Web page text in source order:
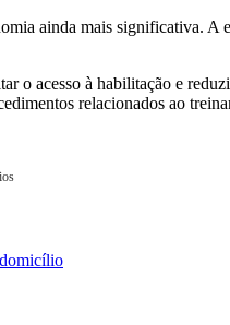
ainda mais significativa.
o acesso à habilitação e
relacionados ao